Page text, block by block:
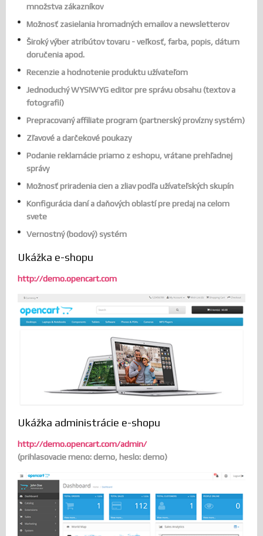
množstva zákazníkov
Možnosť zasielania hromadných emailov a newsletterov
Široký výber atribútov tovaru - veľkosť, farba, popis, dátum
doručenia apod.
Recenzie a hodnotenie produktu užívateľom
Jednoduchý WYSIWYG editor pre správu obsahu (textov a
fotografií)
Prepracovaný affiliate program (partnerský provízny systém)
Zľavové a darčekové poukazy
Podanie reklamácie priamo z eshopu, vrátane prehľadnej
správy
Možnosť priradenia cien a zliav podľa užívateľských skupín
Konfigurácia daní a daňových oblastí pre predaj na celom
svete
Vernostný (bodový) systém
Ukážka e-shopu
http://demo.opencart.com
Ukážka administrácie e-shopu
http://demo.opencart.com/admin/
(prihlasovacie meno: demo, heslo: demo)